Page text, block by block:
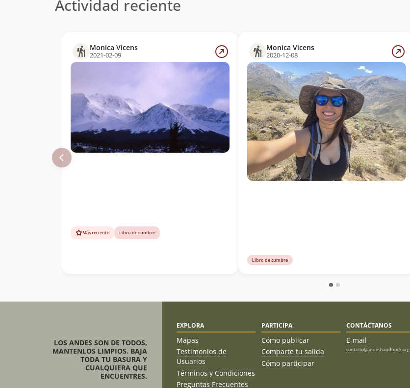
Actividad reciente
Monica Vicens
2021-02-09
Más reciente Libro de cumbre
Monica Vicens
2020-12-08
Libro de cumbre
LOS ANDES SON DE TODOS,
MANTENLOS LIMPIOS. BAJA
TODA TU BASURA Y
CUALQUIERA QUE
ENCUENTRES.
EXPLORA
Mapas
Testimonios de
Usuarios
Términos y Condiciones
Preguntas Frecuentes
PARTICIPA
Cómo publicar
Comparte tu salida
Cómo participar
CONTÁCTANOS
E-mail
contacto@andeshandbook.org